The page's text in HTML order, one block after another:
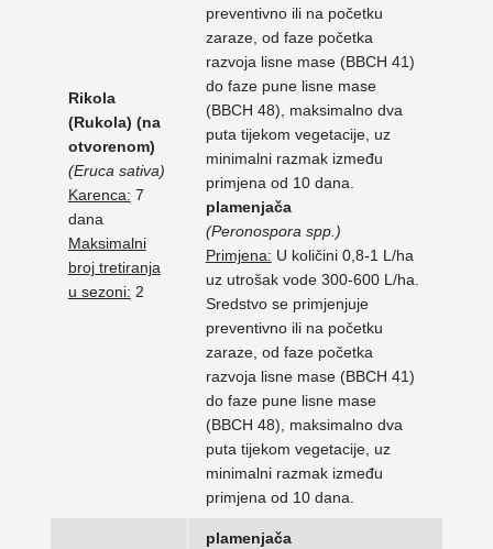
Rikola
(Rukola) (na
otvorenom)
(Eruca sativa)
Karenca: 7
dana
Maksimalni
broj tretiranja
u sezoni: 2
preventivno ili na početku
zaraze, od faze početka
razvoja lisne mase (BBCH 41)
do faze pune lisne mase
(BBCH 48), maksimalno dva
puta tijekom vegetacije, uz
minimalni razmak između
primjena od 10 dana.
plamenjača
(Peronospora spp.)
Primjena: U količini 0,8-1 L/ha
uz utrošak vode 300-600 L/ha.
Sredstvo se primjenjuje
preventivno ili na početku
zaraze, od faze početka
razvoja lisne mase (BBCH 41)
do faze pune lisne mase
(BBCH 48), maksimalno dva
puta tijekom vegetacije, uz
minimalni razmak između
primjena od 10 dana.
plamenjača